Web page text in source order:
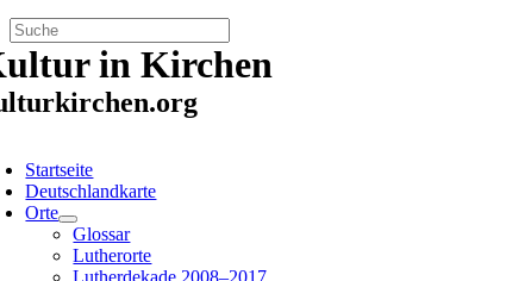
Zum
Inhalt
springen
in Kirchen
Startseite
Deutschlandkarte
Orte
Glossar
Lutherorte
Lutherdekade 2008–2017